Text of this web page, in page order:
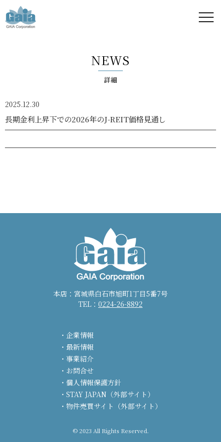
ア -
GAIA
Corporation
NEWS
詳細
2025.12.30
長期金利上昇下での2026年のJ-REIT価格見通し
本店：宮城県白石市旭町1丁目5番7号
TEL： 0224-26-8892
企業情報
最新情報
事業紹介
お問合せ
個人情報保護方針
STAY JAPAN（外部サイト）
物件売買サイト（外部サイト）
© 2023 All Rights Reserved.